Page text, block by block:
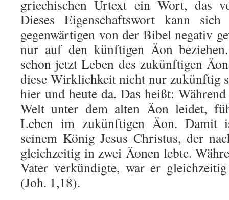
griechischen Urtext ein Wort, das
Dieses Eigenschaftswort kann
gegenwärtigen von der Bibel negativ
nur auf den künftigen Äon
schon jetzt Leben des zukünftigen
diese Wirklichkeit nicht nur zukünftig
hier und heute da. Das heißt:
Welt unter dem alten Äon leidet,
Leben im zukünftigen Äon. Damit
seinem König Jesus Christus, der
gleichzeitig in zwei Äonen lebte.
Vater verkündigte, war er
(Joh. 1,18).